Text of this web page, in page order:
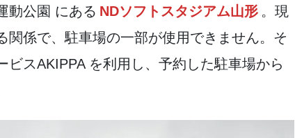
動公園 にある NDソフトスタジアム山形 。現
関係で、駐車場の一部が使用できません。そ
スAKIPPA を利用し、予約した駐車場から